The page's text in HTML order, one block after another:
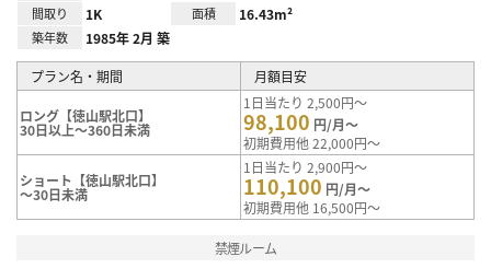
間取り 1K 面積 16.43m²
築年数 1985年 2月 築
プラン名・期間 月額目安
ロング【徳山駅北口】
30日以上～360日未満
1日当たり 2,500円～
98,100 円/月～
初期費用他 22,000円～
ショート【徳山駅北口】
～30日未満
1日当たり 2,900円～
110,100 円/月～
初期費用他 16,500円～
禁煙ルーム